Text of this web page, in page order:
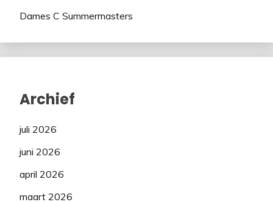
Dames C Summermasters
Archief
juli 2026
juni 2026
april 2026
maart 2026